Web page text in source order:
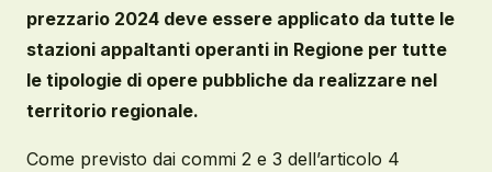
prezzario 2024 deve essere applicato da tutte le
stazioni appaltanti operanti in Regione per tutte
le tipologie di opere pubbliche da realizzare nel
territorio regionale.
Come previsto dai commi 2 e 3 dell’articolo 4